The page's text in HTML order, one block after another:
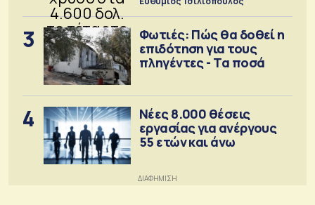
3
Φωτιές: Πώς θα δοθεί η
επιδότηση για τους
πληγέντες - Τα ποσά
4
Νέες 8.000 θέσεις
εργασίας για ανέργους
55 ετών και άνω